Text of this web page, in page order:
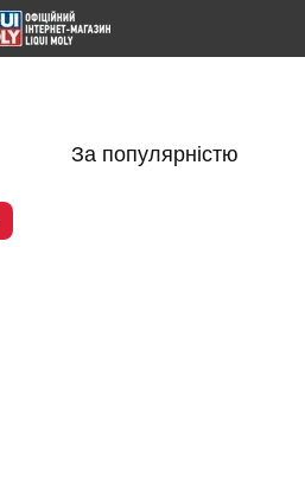
За популярністю